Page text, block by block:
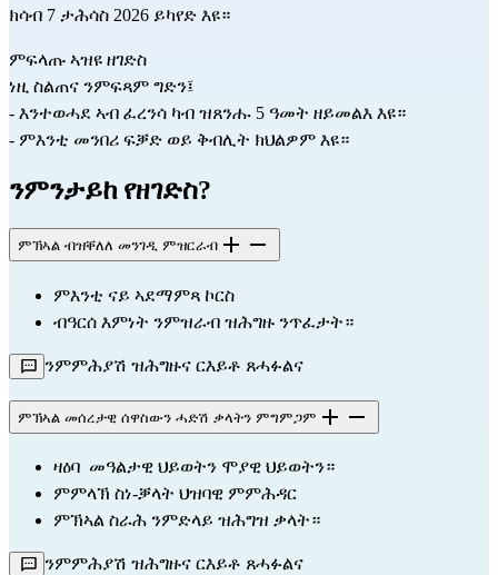
ክሳብ 7 ታሕሳስ 2026 ይካየድ እዩ።
ምፍላጡ ኣዝዩ ዘገድስ
ነዚ ስልጠና ንምፍጻም ግድን፤
- እንተወሓደ ኣብ ፈረንሳ ካብ ዝጸንሑ 5 ዓመት ዘይመልእ እዩ።
- ምእንቲ መንበሪ ፍቓድ ወይ ቅብሊት ክህልዎም እዩ።
ንምንታይከ የዘገድስ?
ምኽኣል ብዝቐለለ መንገዲ ምዝርራብ
ምእንቲ ናይ ኣደማምጻ ኮርስ
ብዓርሰ እምነት ንምዝራብ ዝሕግዙ ንጥፈታት።
ንምምሕያሽ ዝሕግዙና ርእይቶ ጸሓፉልና
ምኽኣል መሰረታዊ ሰዋስውን ሓድሽ ቃላትን ምግምጋም
ዛዕባ  መዓልታዊ ህይወትን ሞያዊ ህይወትን።
ምምላኽ ስነ-ቓላት ህዝባዊ ምምሕዳር
ምኽኣል ስራሕ ንምድላይ ዝሕግዝ ቃላት።
ንምምሕያሽ ዝሕግዙና ርእይቶ ጸሓፉልና